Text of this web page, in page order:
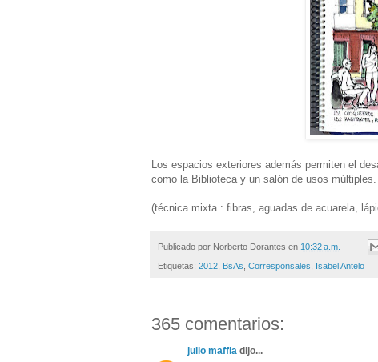
Los espacios exteriores además permiten el
como la Biblioteca y un salón de usos múltiples.
(técnica mixta : fibras, aguadas de acuarela,
Publicado por Norberto Dorantes en 10:32 a.m.
Etiquetas: 2012, BsAs, Corresponsales, Isabel Antelo
365 comentarios:
julio maffia dijo...